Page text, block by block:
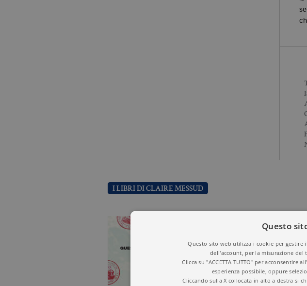
I LIBRI DI CLAIRE MESSUD
Questo
Questo sito web utilizza i cookie per gestire
dell'account, per la misurazione
Clicca su "ACCETTA TUTTO" per
esperienza possibile, oppure
Cliccando sulla X collocata in alto a destra si